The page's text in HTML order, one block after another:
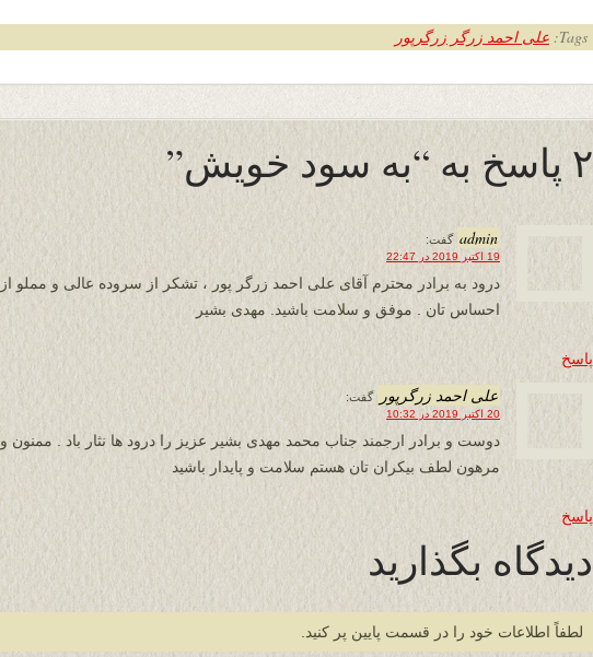
Tags: علی احمد زرگر زرگرپور
۲ پاسخ به “به سود خویش”
admin گفت:
19 اکتبر 2019 در 22:47
درود به برادر محترم آقای علی احمد زرگر پور ، تشکر از سروده عالی و مملو از
احساس تان . موفق و سلامت باشید. مهدی بشیر
پاسخ
علی احمد زرگرپور گفت:
20 اکتبر 2019 در 10:32
دوست و برادر ارجمند جناب محمد مهدی بشیر عزیز را درود ها نثار باد . ممنون و
مرهون لطف بیکران تان هستم سلامت و پایدار باشید
پاسخ
دیدگاه بگذارید
لطفاً اطلاعات خود را در قسمت پایین پر کنید.